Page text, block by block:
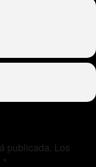
publicada. Los
*